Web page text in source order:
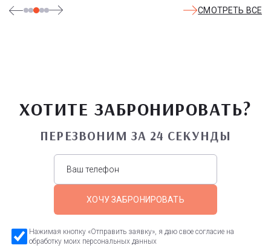
СМОТРЕТЬ ВСЕ
ХОТИТЕ ЗАБРОНИРОВАТЬ?
ПЕРЕЗВОНИМ ЗА 24 СЕКУНДЫ
ХОЧУ ЗАБРОНИРОВАТЬ
Нажимая кнопку «Отправить заявку», я даю свое согласие на
обработку моих персональных данных